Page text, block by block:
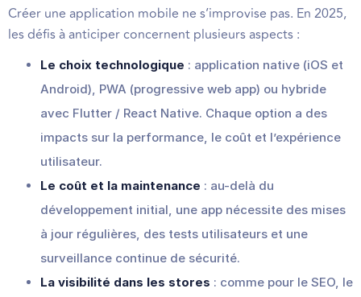
Créer une application mobile ne s’improvise pas. En 2025,
les défis à anticiper concernent plusieurs aspects :
Le choix technologique : application native (iOS et
Android), PWA (progressive web app) ou hybride
avec Flutter / React Native. Chaque option a des
impacts sur la performance, le coût et l’expérience
utilisateur.
Le coût et la maintenance : au-delà du
développement initial, une app nécessite des mises
à jour régulières, des tests utilisateurs et une
surveillance continue de sécurité.
La visibilité dans les stores : comme pour le SEO, le